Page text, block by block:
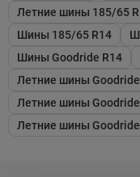
Летние шины 185/65
Шины 185/65 R14
Шины Goodride R14
Летние шины Goodride
Летние шины
Летние шины